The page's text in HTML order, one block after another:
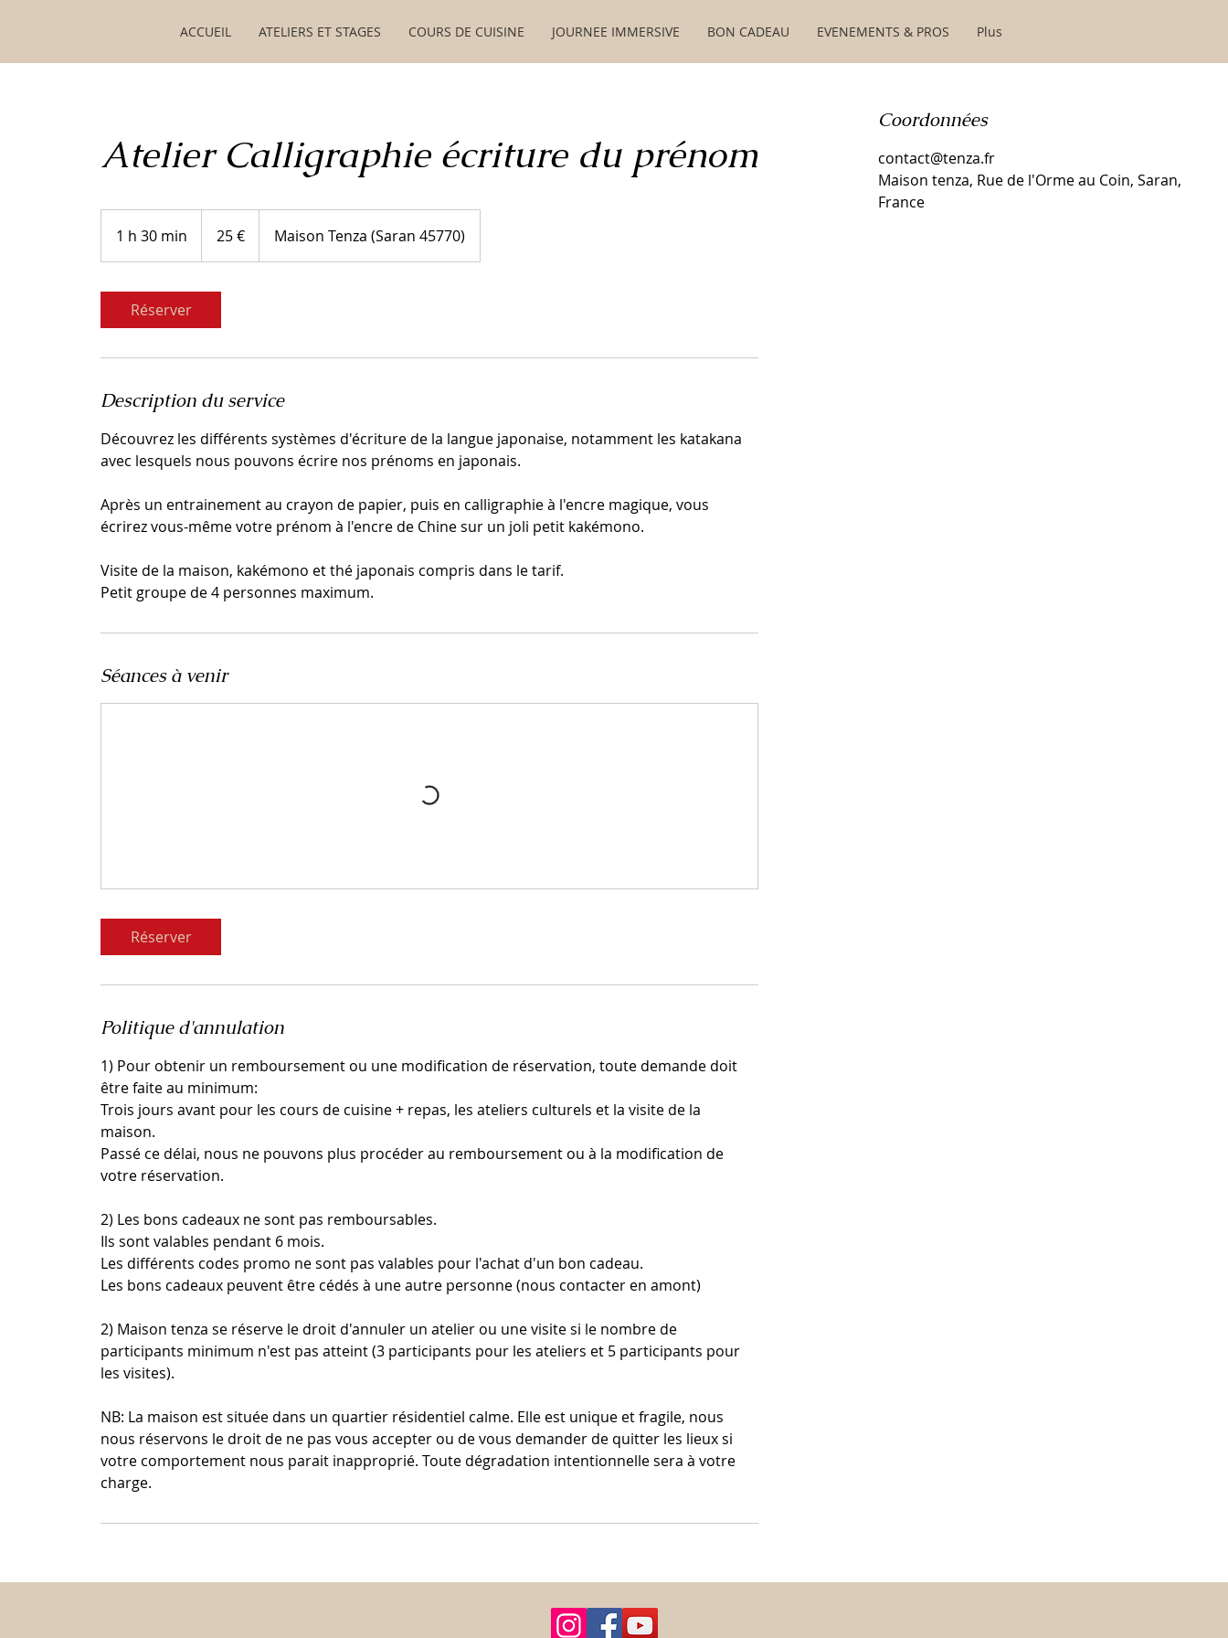
ACCUEIL ATELIERS ET STAGES COURS DE CUISINE JOURNEE IMMERSIVE BON CADEAU EVENEMENTS & PROS Plus
Atelier Calligraphie écriture du prénom
1 h 30 min
3
i
25 € Maison Tenza (Saran 45770)
Réserver
Description du service
Découvrez les différents systèmes d'écriture de la langue japonaise, notamment les katakana
avec lesquels nous pouvons écrire nos prénoms en japonais.
Après un entrainement au crayon de papier, puis en calligraphie à l'encre magique, vous
écrirez vous-même votre prénom à l'encre de Chine sur un joli petit kakémono.
Visite de la maison, kakémono et thé japonais compris dans le tarif.
Petit groupe de 4 personnes maximum.
Séances à venir
Réserver
Politique d'annulation
1) Pour obtenir un remboursement ou une modification de réservation, toute demande doit
être faite au minimum:
Trois jours avant pour les cours de cuisine + repas, les ateliers culturels et la visite de la
maison.
Passé ce délai, nous ne pouvons plus procéder au remboursement ou à la modification de
votre réservation.
2) Les bons cadeaux ne sont pas remboursables.
Ils sont valables pendant 6 mois.
Les différents codes promo ne sont pas valables pour l'achat d'un bon cadeau.
Les bons cadeaux peuvent être cédés à une autre personne (nous contacter en amont)
2) Maison tenza se réserve le droit d'annuler un atelier ou une visite si le nombre de
participants minimum n'est pas atteint (3 participants pour les ateliers et 5 participants pour
les visites).
NB: La maison est située dans un quartier résidentiel calme. Elle est unique et fragile, nous
nous réservons le droit de ne pas vous accepter ou de vous demander de quitter les lieux si
votre comportement nous parait inapproprié. Toute dégradation intentionnelle sera à votre
charge.
Coordonnées
contact@tenza.fr
Maison tenza, Rue de l'Orme au Coin, Saran,
France